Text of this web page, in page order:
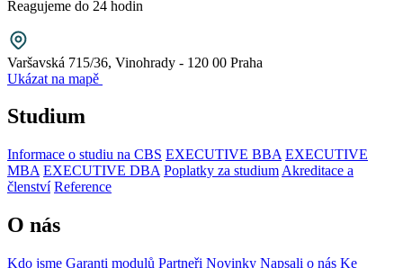
Reagujeme do 24 hodin
Varšavská 715/36, Vinohrady - 120 00 Praha
Ukázat na mapě
Studium
Informace o studiu na CBS EXECUTIVE BBA EXECUTIVE
MBA EXECUTIVE DBA Poplatky za studium Akreditace a
členství Reference
O nás
Kdo jsme Garanti modulů Partneři Novinky Napsali o nás Ke